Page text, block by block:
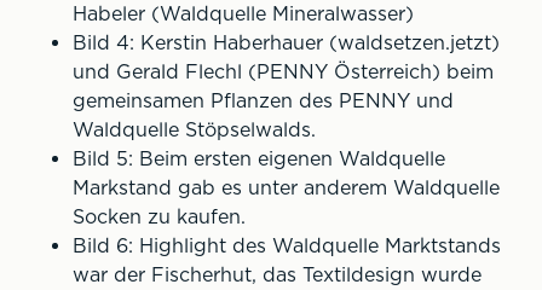
Habeler (Waldquelle Mineralwasser)
Bild 4: Kerstin Haberhauer (waldsetzen.jetzt)
und Gerald Flechl (PENNY Österreich) beim
gemeinsamen Pflanzen des PENNY und
Waldquelle Stöpselwalds.
Bild 5: Beim ersten eigenen Waldquelle
Markstand gab es unter anderem Waldquelle
Socken zu kaufen.
Bild 6: Highlight des Waldquelle Marktstands
war der Fischerhut, das Textildesign wurde